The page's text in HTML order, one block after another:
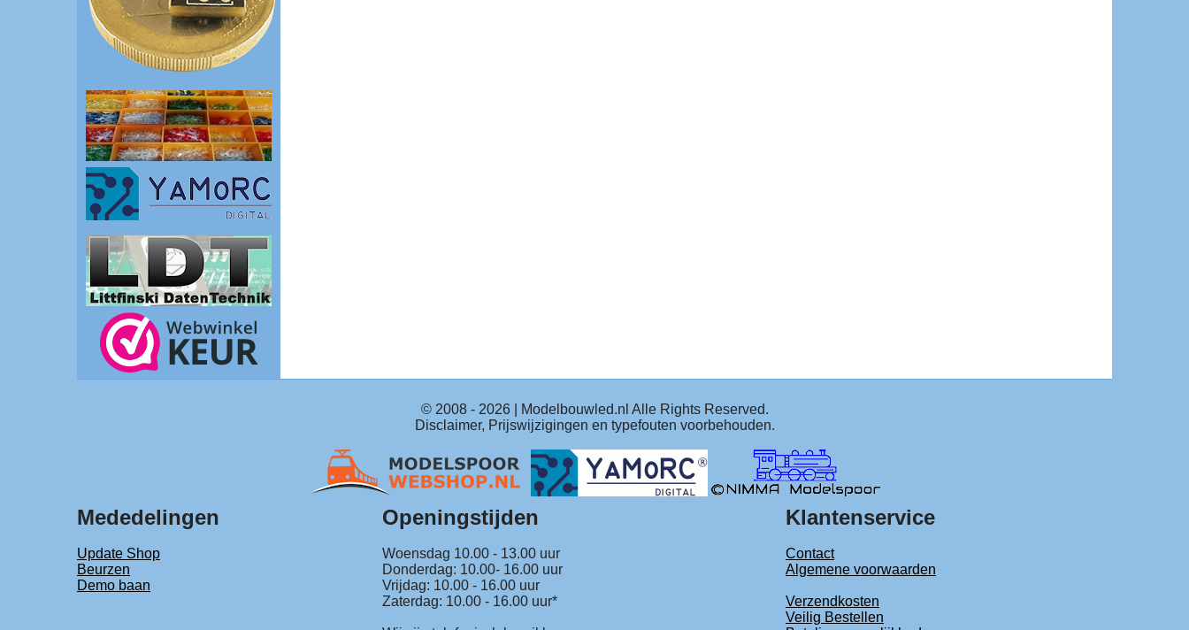
© 2008 - 2026| Modelbouwled.nl Alle Rights Reserved.
Disclaimer, Prijswijzigingen en typefouten voorbehouden.
Mededelingen Openingstijden Klantenservice
Update Shop Woensdag 10.00 - 13.00 uur
Contact
Beurzen
Donderdag: 10.00- 16.00 uur
Algemene voorwaarden
Demo baan
Vrijdag: 10.00 - 16.00 uur
Zaterdag: 10.00 - 16.00 uur*
Verzendkosten
Veilig Bestellen